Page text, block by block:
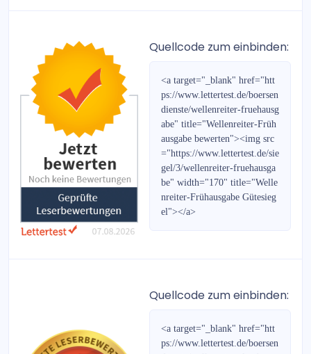
Forex-Report
Bernecker Wegweiser 2022
DividendenKönige
Der Privatinvestor Jahresspezialausgabe 2019/2020
Der Privatinvestor Jahresspezialausgabe 2020/2021
Die Aktie für Jedermann
Bernecker-Daily
Bernecker Wegweiser 2021
Quellcode zum einbinden:
<a target="_blank" href="htt
ps://www.lettertest.de/boersen
dienste/wellenreiter-fruehausg
abe" title="Wellenreiter-Früh
ausgabe bewerten"><img src
="https://www.lettertest.de/sie
gel/3/wellenreiter-fruehausga
be" width="170" title="Welle
nreiter-Frühausgabe Gütesieg
el"></a>
Quellcode zum einbinden:
<a target="_blank" href="htt
ps://www.lettertest.de/boersen